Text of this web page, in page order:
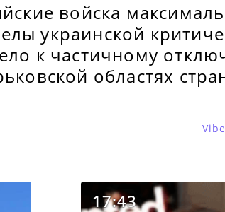
войска
украинской
к частичному
областях
17:43